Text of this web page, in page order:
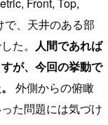
で、天井のある部
た。 人間であれば
が、今回の挙動で
外側からの俯瞰
た問題には気づけ